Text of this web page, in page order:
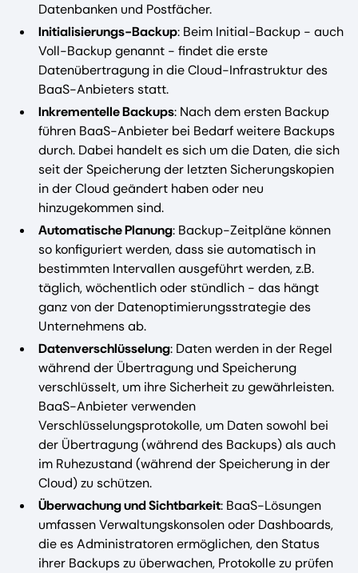
Datenbanken und Postfächer.
Initialisierungs-Backup: Beim Initial-Backup - auch
Voll-Backup genannt - findet die erste
Datenübertragung in die Cloud-Infrastruktur des
BaaS-Anbieters statt.
Inkrementelle Backups: Nach dem ersten Backup
führen BaaS-Anbieter bei Bedarf weitere Backups
durch. Dabei handelt es sich um die Daten, die sich
seit der Speicherung der letzten Sicherungskopien
in der Cloud geändert haben oder neu
hinzugekommen sind.
Automatische Planung: Backup-Zeitpläne können
so konfiguriert werden, dass sie automatisch in
bestimmten Intervallen ausgeführt werden, z.B.
täglich, wöchentlich oder stündlich - das hängt
ganz von der Datenoptimierungsstrategie des
Unternehmens ab.
Datenverschlüsselung: Daten werden in der Regel
während der Übertragung und Speicherung
verschlüsselt, um ihre Sicherheit zu gewährleisten.
BaaS-Anbieter verwenden
Verschlüsselungsprotokolle, um Daten sowohl bei
der Übertragung (während des Backups) als auch
im Ruhezustand (während der Speicherung in der
Cloud) zu schützen.
Überwachung und Sichtbarkeit: BaaS-Lösungen
umfassen Verwaltungskonsolen oder Dashboards,
die es Administratoren ermöglichen, den Status
ihrer Backups zu überwachen, Protokolle zu prüfen